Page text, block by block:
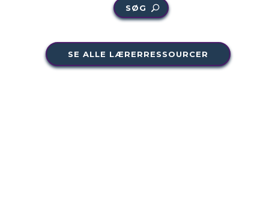
SØG
SE ALLE LÆRERRESSOURCER